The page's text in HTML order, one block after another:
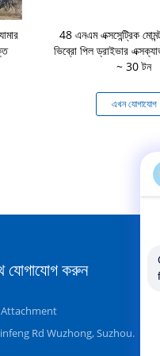
48 এনএম এক্সসেন্ট্রিক
ভিব্রো পিল ড্রাইভার
~ 30 টন
এখন যোগাযোগ
যোগাযোগ করুন
Rd Wuzhong, Suzhou.